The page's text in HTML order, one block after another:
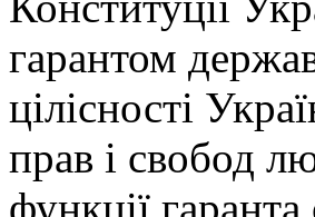
гарантом
цілісності
прав і свобод